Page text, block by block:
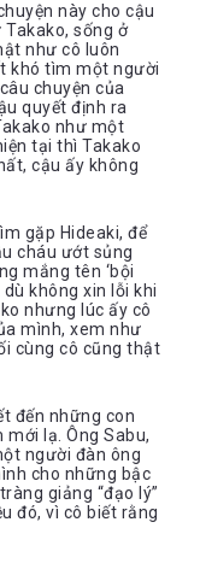
này cho cậu
sống ở
như cô luôn
khó tìm một người
chuyện của
quyết định ra
như một
tại thì Takako
cậu ấy không
gặp Hideaki, để
cháu ướt sủng
mắng tên ‘bội
không xin lỗi khi
nhưng lúc ấy cô
mình, xem như
cùng cô cũng thật
đến những con
lạ. Ông Sabu,
người đàn ông
cho những bậc
giảng “đạo lý”
đó, vì cô biết rằng